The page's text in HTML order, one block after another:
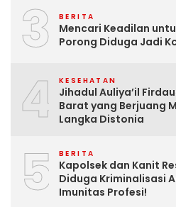
3 BERITA
Mencari Keadilan
Porong Diduga Jadi
4 KESEHATAN
Jihadul Auliya’il
Barat yang Berjuang
Langka Distonia
5 BERITA
Kapolsek dan Kanit
Diduga Kriminalisasi
Imunitas Profesi!